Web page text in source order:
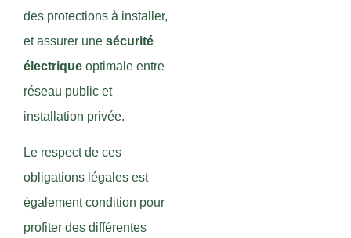
des protections à installer,
et assurer une sécurité
électrique optimale entre
réseau public et
installation privée.
Le respect de ces
obligations légales est
également condition pour
profiter des différentes